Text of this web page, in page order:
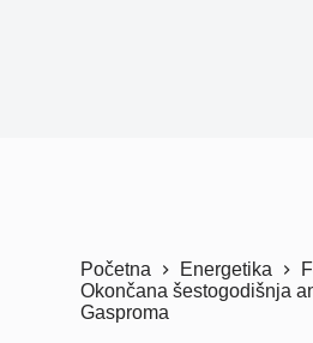
Početna Energetika
Okončana šestogodišnja
Gasproma